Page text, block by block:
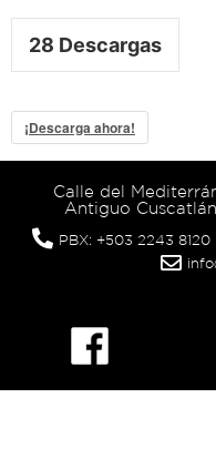
28 Descargas
¡Descarga ahora!
Calle del
Antiguo
PBX: +503 2243 8120